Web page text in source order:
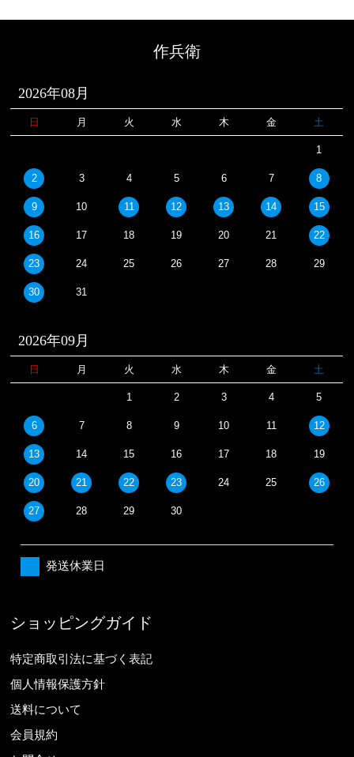
作兵衛
2026年08月
日 月 火 水 木 金 土
1
2 3 4 5 6 7 8
9 10 11 12 13 14 15
16 17 18 19 20 21 22
23 24 25 26 27 28 29
30 31
2026年09月
日 月 火 水 木 金 土
1 2 3 4 5
6 7 8 9 10 11 12
13 14 15 16 17 18 19
20 21 22 23 24 25 26
27 28 29 30
発送休業日
ショッピングガイド
特定商取引法に基づく表記
個人情報保護方針
送料について
会員規約